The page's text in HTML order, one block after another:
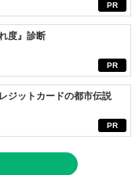
PR
PR
度』診断
PR
ジットカードの都市伝説